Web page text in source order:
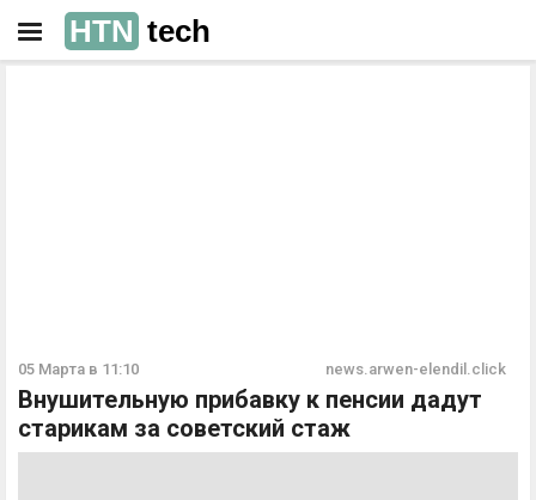
HTN tech
05 Марта в 11:10 news.arwen-elendil.click
Внушительную прибавку к пенсии дадут
старикам за советский стаж